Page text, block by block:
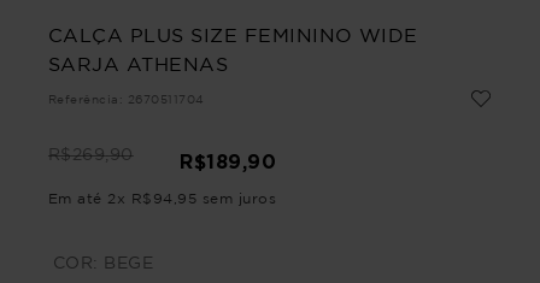
CALÇA PLUS SIZE FEMININO WIDE
SARJA ATHENAS
Referência : 2670511704
R$269,90 R$189,90
Em até 2 x R$ 94 95 sem juros
COR: BEGE